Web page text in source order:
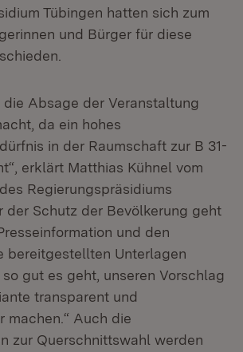
Tübingen hatten sich zum
und Bürger für diese
die Absage der Veranstaltung
da ein hohes
in der Raumschaft zur B 31-
erklärt Matthias Kühnel vom
Regierungspräsidiums
der Schutz der Bevölkerung geht
und den
bereitgestellten Unterlagen
gut es geht, unseren Vorschlag
transparent und
machen.“ Auch die
zur Querschnittswahl werden